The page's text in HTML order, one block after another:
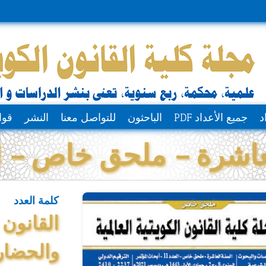
جميع الأعداد PDF الباحثون للتواصل معنا النشر
– ملحق خاص –
كلمة العدد